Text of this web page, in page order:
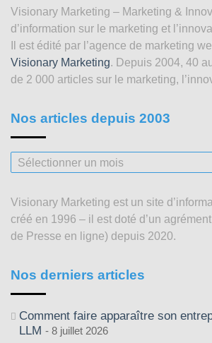
Visionary Marketing – Marketing &
d’information sur le marketing et
Il est édité par l’agence de marketing
Visionary Marketing. Depuis 2004, 40
de 2 000 articles sur le marketing,
Nos articles depuis 2003
Nos
articles
2003
Visionary Marketing est un site
créé en 1996 – il est doté d’un
de Presse en ligne) depuis 2020.
Nos derniers articles
Comment faire apparaître son
LLM
8 juillet 2026